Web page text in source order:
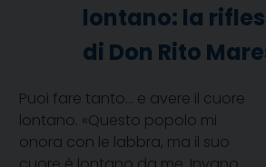
lontano: la
di Don Rito
Puoi fare tanto… e avere il cuore
lontano. «Questo popolo mi
onora con le labbra, ma il suo